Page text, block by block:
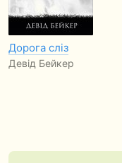
Дорога сліз
Девід Бейкер